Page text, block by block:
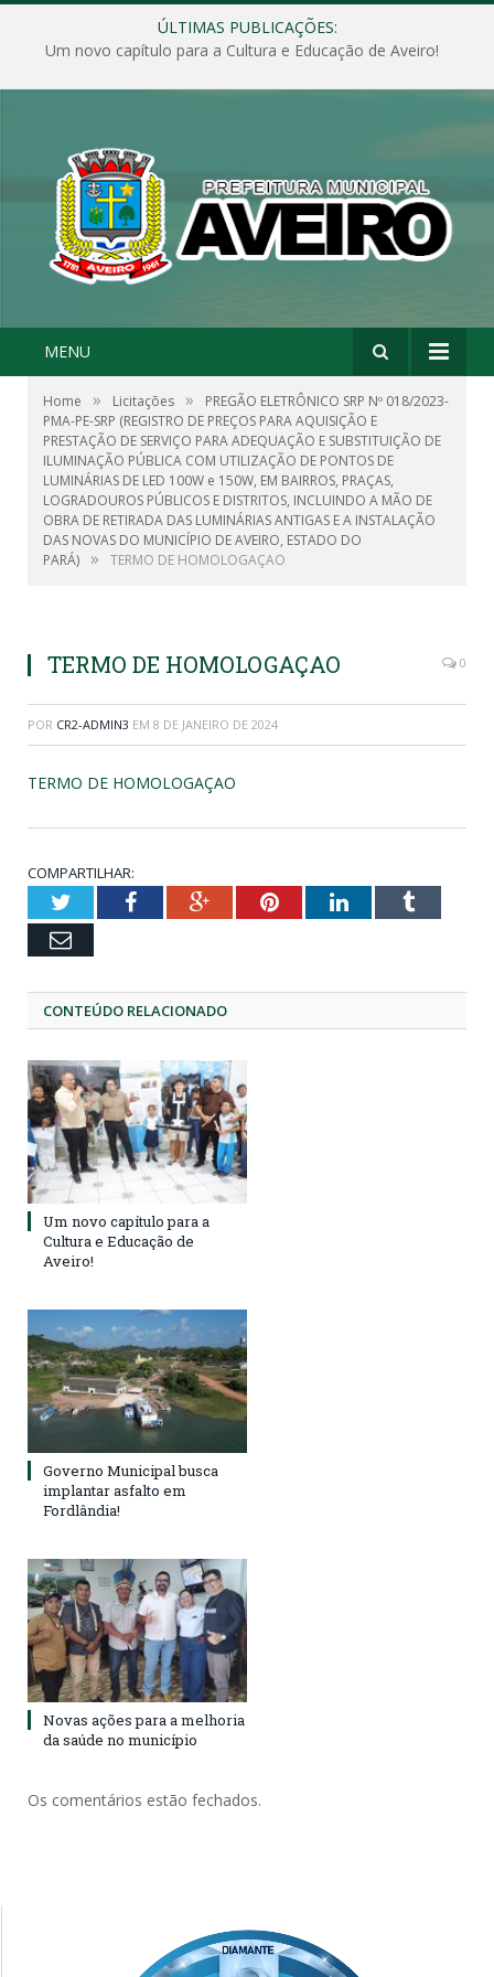
ÚLTIMAS PUBLICAÇÕES:
Um novo capítulo para a Cultura e Educação de Aveiro!
MENU
Home » Licitações »
PREGÃO ELETRÔNICO SRP Nº 018/2023-
PMA-PE-SRP (REGISTRO DE PREÇOS PARA AQUISIÇÃO E
PRESTAÇÃO DE SERVIÇO PARA ADEQUAÇÃO E SUBSTITUIÇÃO DE
ILUMINAÇÃO PÚBLICA COM UTILIZAÇÃO DE PONTOS DE
LUMINÁRIAS DE LED 100W e 150W, EM BAIRROS, PRAÇAS,
LOGRADOUROS PÚBLICOS E DISTRITOS, INCLUINDO A MÃO DE
OBRA DE RETIRADA DAS LUMINÁRIAS ANTIGAS E A INSTALAÇÃO
DAS NOVAS DO MUNICÍPIO DE AVEIRO, ESTADO DO
PARÁ) » TERMO DE HOMOLOGAÇAO
TERMO DE HOMOLOGAÇAO 0
POR CR2-ADMIN3 EM 8 DE JANEIRO DE 2024
TERMO DE HOMOLOGAÇAO
COMPARTILHAR:
TwitterFacebookGoogle+PinterestLinkedInTumblr
Email
CONTEÚDO RELACIONADO
Um novo capítulo para a
Cultura e Educação de
Aveiro!
Governo Municipal busca
implantar asfalto em
Fordlândia!
Novas ações para a melhoria
da saúde no município
Os comentários estão fechados.